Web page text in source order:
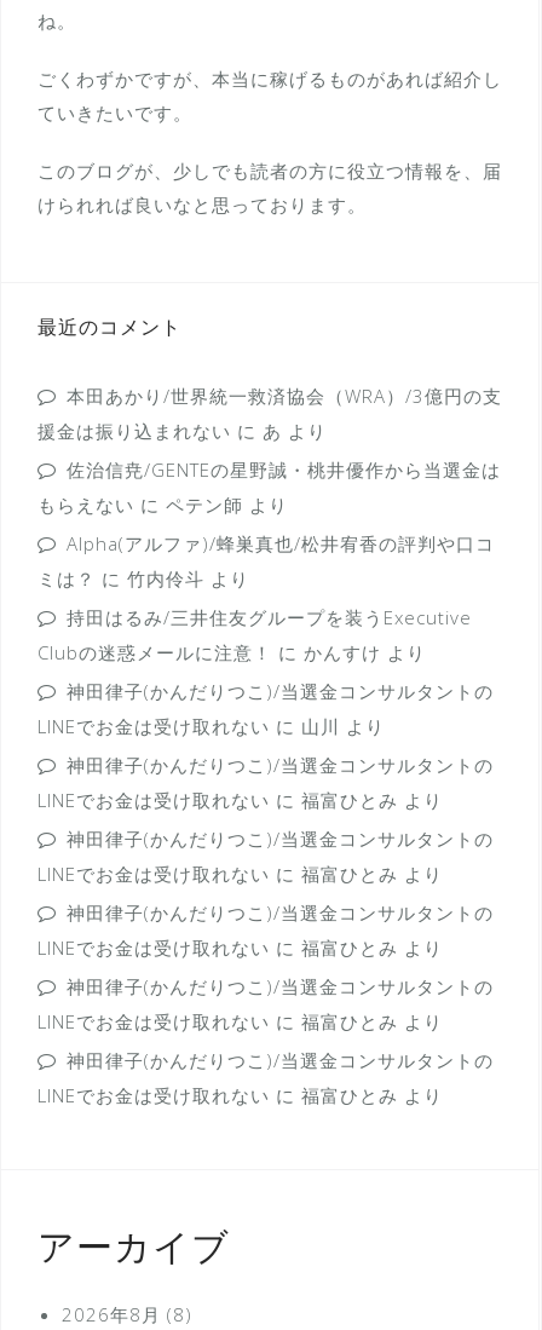
ね。
ごくわずかですが、本当に稼げるものがあれば紹介し
ていきたいです。
このブログが、少しでも読者の方に役立つ情報を、届
けられれば良いなと思っております。
最近のコメント
本田あかり/世界統一救済協会（WRA）/3億円の支
援金は振り込まれない に あ より
佐治信尭/GENTEの星野誠・桃井優作から当選金は
もらえない に ペテン師 より
Alpha(アルファ)/蜂巣真也/松井宥香の評判や口コ
ミは？ に 竹内伶斗 より
持田はるみ/三井住友グループを装うExecutive
Clubの迷惑メールに注意！
に かんすけ より
神田律子(かんだりつこ)/当選金コンサルタントの
LINEでお金は受け取れない に 山川 より
神田律子(かんだりつこ)/当選金コンサルタントの
LINEでお金は受け取れない に 福富ひとみ より
神田律子(かんだりつこ)/当選金コンサルタントの
LINEでお金は受け取れない に 福富ひとみ より
神田律子(かんだりつこ)/当選金コンサルタントの
LINEでお金は受け取れない に 福富ひとみ より
神田律子(かんだりつこ)/当選金コンサルタントの
LINEでお金は受け取れない に 福富ひとみ より
神田律子(かんだりつこ)/当選金コンサルタントの
LINEでお金は受け取れない に 福富ひとみ より
アーカイブ
2026年8月 (8)